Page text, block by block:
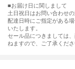
■お届け日に関しまして
土日祝日はお問い合わせ
配達日時にご指定がある
いたします。
セール品につきましては
ねますので、ご了承くださ